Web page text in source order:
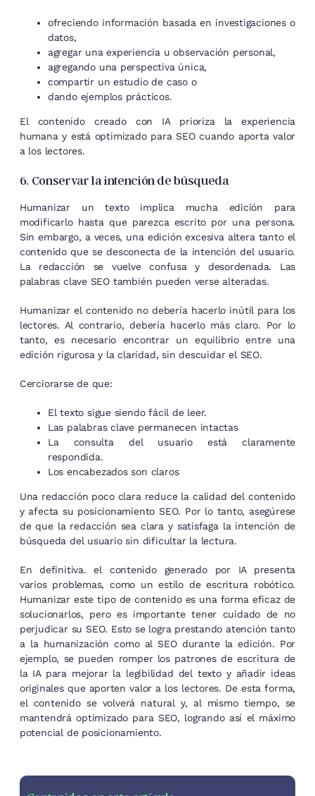
ofreciendo información basada en investigaciones o
datos,
agregar una experiencia u observación personal,
agregando una perspectiva única,
compartir un estudio de caso o
dando ejemplos prácticos.
El contenido creado con IA prioriza la experiencia
humana y está optimizado para SEO cuando aporta valor
a los lectores.
6. Conservar la intención de búsqueda
Humanizar un texto implica mucha edición para
modificarlo hasta que parezca escrito por una persona.
Sin embargo, a veces, una edición excesiva altera tanto el
contenido que se desconecta de la intención del usuario.
La redacción se vuelve confusa y desordenada. Las
palabras clave SEO también pueden verse alteradas.
Humanizar el contenido no debería hacerlo inútil para los
lectores. Al contrario, debería hacerlo más claro. Por lo
tanto, es necesario encontrar un equilibrio entre una
edición rigurosa y la claridad, sin descuidar el SEO.
Cerciorarse de que:
El texto sigue siendo fácil de leer.
Las palabras clave permanecen intactas
La consulta del usuario está claramente
respondida.
Los encabezados son claros
Una redacción poco clara reduce la calidad del contenido
y afecta su posicionamiento SEO. Por lo tanto, asegúrese
de que la redacción sea clara y satisfaga la intención de
búsqueda del usuario sin dificultar la lectura.
En definitiva. el contenido generado por IA presenta
varios problemas, como un estilo de escritura robótico.
Humanizar este tipo de contenido es una forma eficaz de
solucionarlos, pero es importante tener cuidado de no
perjudicar su SEO. Esto se logra prestando atención tanto
a la humanización como al SEO durante la edición. Por
ejemplo, se pueden romper los patrones de escritura de
la IA para mejorar la legibilidad del texto y añadir ideas
originales que aporten valor a los lectores. De esta forma,
el contenido se volverá natural y, al mismo tiempo, se
mantendrá optimizado para SEO, logrando así el máximo
potencial de posicionamiento.